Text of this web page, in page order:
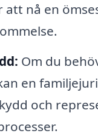
nå en
Om du
en
och